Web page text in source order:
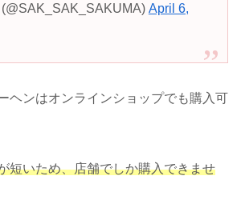
April 6,
ヘンはオンラインショップでも購入可
短いため、店舗でしか購入できませ